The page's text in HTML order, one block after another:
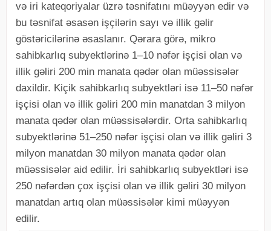
və iri kateqoriyalar üzrə təsnifatını müəyyən edir və
bu təsnifat əsasən işçilərin sayı və illik gəlir
göstəricilərinə əsaslanır. Qərara görə, mikro
sahibkarlıq subyektlərinə 1–10 nəfər işçisi olan və
illik gəliri 200 min manata qədər olan müəssisələr
daxildir. Kiçik sahibkarlıq subyektləri isə 11–50 nəfər
işçisi olan və illik gəliri 200 min manatdan 3 milyon
manata qədər olan müəssisələrdir. Orta sahibkarlıq
subyektlərinə 51–250 nəfər işçisi olan və illik gəliri 3
milyon manatdan 30 milyon manata qədər olan
müəssisələr aid edilir. İri sahibkarlıq subyektləri isə
250 nəfərdən çox işçisi olan və illik gəliri 30 milyon
manatdan artıq olan müəssisələr kimi müəyyən
edilir.